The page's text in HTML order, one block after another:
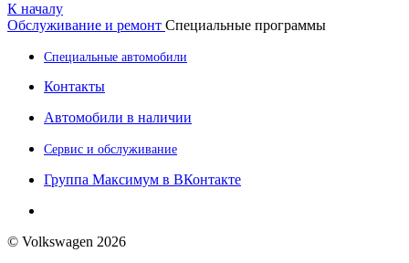
К началу
Обслуживание и ремонт Специальные программы
Специальные автомобили
Контакты
Автомобили в наличии
Сервис и обслуживание
Группа Максимум в ВКонтакте
© Volkswagen 2026